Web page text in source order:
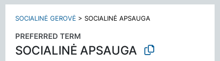
SOCIALINĖ GEROVĖ >SOCIALINĖ APSAUGA
PREFERRED TERM
SOCIALINĖ APSAUGA